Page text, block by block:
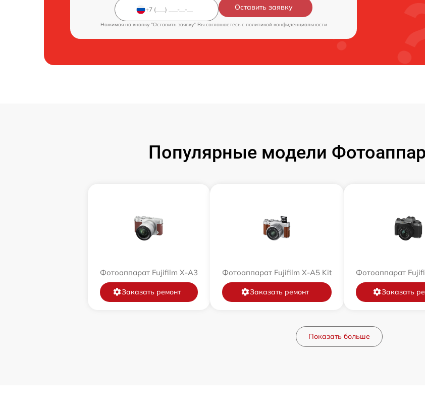
Оставить заявку
Нажимая на кнопку "Оставить заявку" Вы соглашаетесь c политикой конфиденциальности
Популярные модели
Фотоаппарат Fujifilm X-A3
Заказать ремонт
Фотоаппарат Fujifilm X-A5 Kit
Заказать ремонт
Фотоаппарат
Заказать
Показать больше